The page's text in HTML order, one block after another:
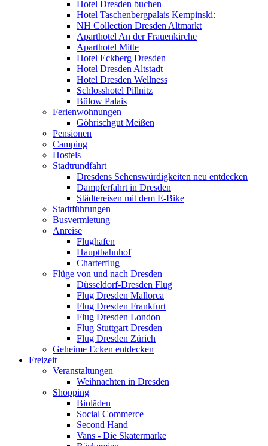
Hotel Dresden buchen
Hotel Taschenbergpalais Kempinski:
NH Collection Dresden Altmarkt
Aparthotel An der Frauenkirche
Aparthotel Mitte
Hotel Eckberg Dresden
Hotel Dresden Altstadt
Hotel Dresden Wellness
Schlosshotel Pillnitz
Bülow Palais
Ferienwohnungen
Göhrischgut Meißen
Pensionen
Camping
Hostels
Stadtrundfahrt
Dresdens Sehenswürdigkeiten neu entdecken
Dampferfahrt in Dresden
Städtereisen mit dem E-Bike
Stadtführungen
Busvermietung
Anreise
Flughafen
Hauptbahnhof
Charterflug
Flüge von und nach Dresden
Düsseldorf-Dresden Flug
Flug Dresden Mallorca
Flug Dresden Frankfurt
Flug Dresden London
Flug Stuttgart Dresden
Flug Dresden Zürich
Geheime Ecken entdecken
Freizeit
Veranstaltungen
Weihnachten in Dresden
Shopping
Bioläden
Social Commerce
Second Hand
Vans - Die Skatermarke